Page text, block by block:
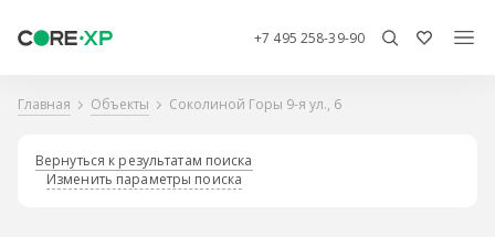
+7 495 258-39-90
Главная Объекты Соколиной Горы 9-я ул., 6
Вернуться к результатам поиска
Изменить параметры поиска